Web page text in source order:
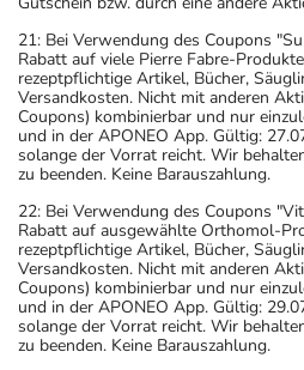
21: Bei Verwendung des Coupons
Rabatt auf viele Pierre Fabre-
rezeptpflichtige Artikel, Bücher,
Versandkosten. Nicht mit anderen
Coupons) kombinierbar und nur
und in der APONEO App. Gültig:
solange der Vorrat reicht. Wir
zu beenden. Keine Barauszahlung.
22: Bei Verwendung des Coupons
Rabatt auf ausgewählte Orthomol-
rezeptpflichtige Artikel, Bücher,
Versandkosten. Nicht mit anderen
Coupons) kombinierbar und nur
und in der APONEO App. Gültig:
solange der Vorrat reicht. Wir
zu beenden. Keine Barauszahlung.